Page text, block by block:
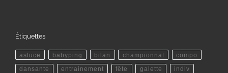
Étiquettes
astuce babyping bilan championnat compo
dansante entrainement fête galette indiv